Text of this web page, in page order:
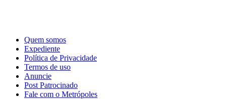
Quem somos
Expediente
Política de Privacidade
Termos de uso
Anuncie
Post Patrocinado
Fale com o Metrópoles